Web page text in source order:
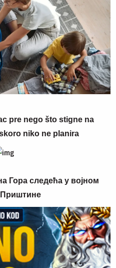
pre nego što stigne na
niko ne planira
Гора следећа у војном
Приштине